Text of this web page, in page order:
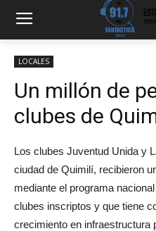
LOCALES
Un millón de
clubes de
Los clubes Juventud Unida y
ciudad de Quimilí, recibieron
mediante el programa
clubes inscriptos y que tiene
crecimiento en infraestructura